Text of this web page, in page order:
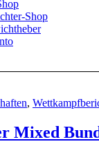
Shop
,
Mixed